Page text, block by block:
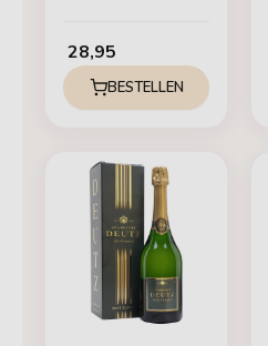
28,95
BESTELLEN